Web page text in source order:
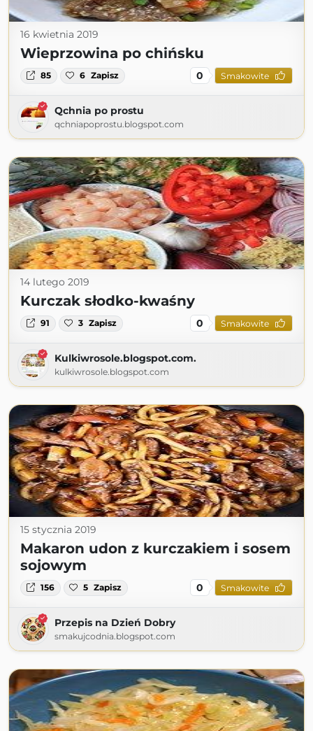
16 kwietnia 2019
Wieprzowina po chińsku
85 6 Zapisz 0 Smakowite
Qchnia po prostu
qchniapoprostu.blogspot.com
14 lutego 2019
Kurczak słodko-kwaśny
91 3 Zapisz 0 Smakowite
Kulkiwrosole.blogspot.com.
kulkiwrosole.blogspot.com
15 stycznia 2019
Makaron udon z kurczakiem i sosem
sojowym
156 5 Zapisz 0 Smakowite
Przepis na Dzień Dobry
smakujcodnia.blogspot.com